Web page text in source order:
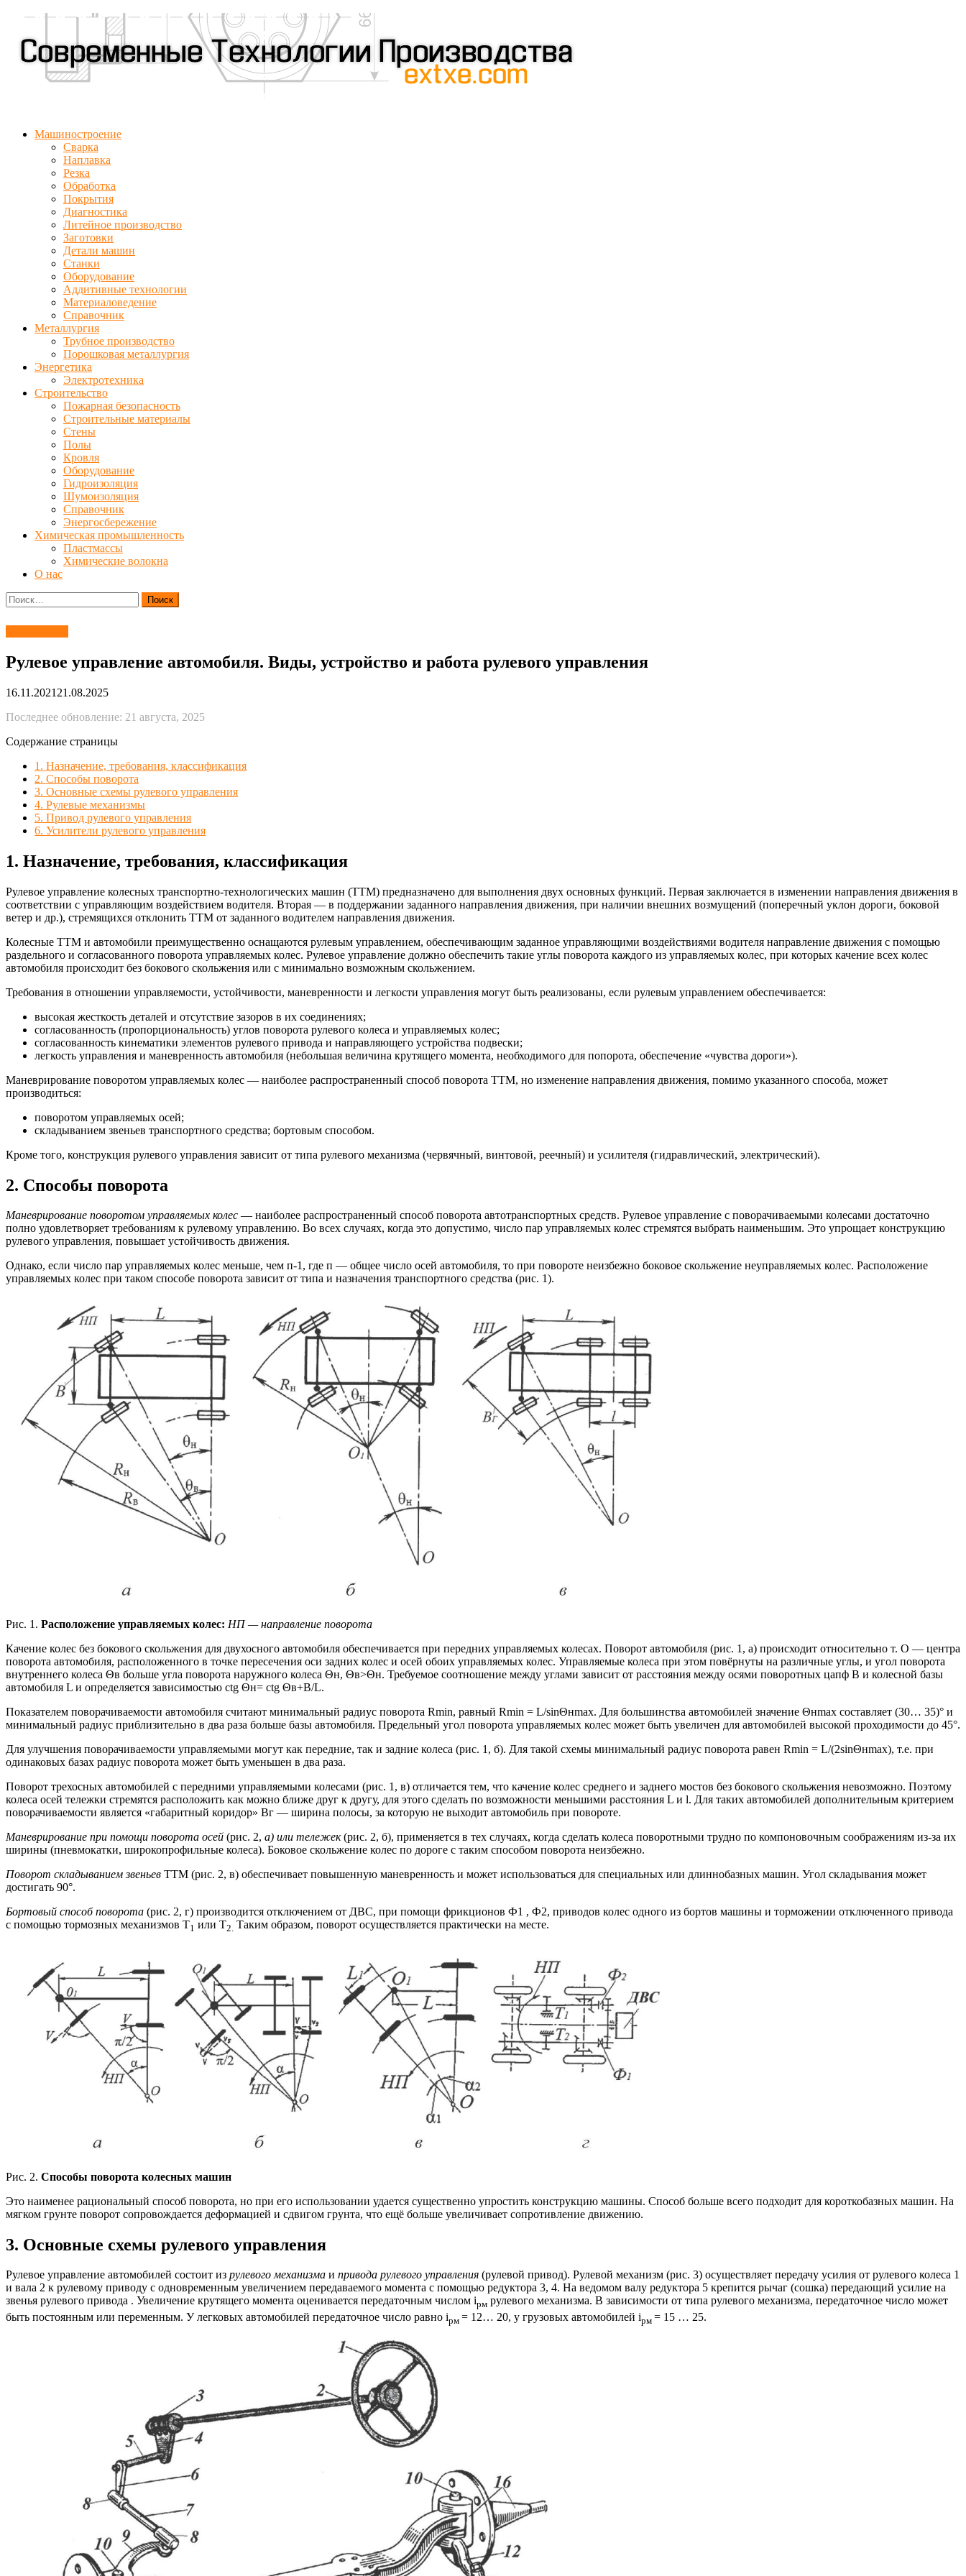
Машиностроение
Сварка
Наплавка
Резка
Обработка
Покрытия
Диагностика
Литейное производство
Заготовки
Детали машин
Станки
Оборудование
Аддитивные технологии
Материаловедение
Справочник
Металлургия
Трубное производство
Порошковая металлургия
Энергетика
Электротехника
Строительство
Пожарная безопасность
Строительные материалы
Стены
Полы
Кровля
Оборудование
Гидроизоляция
Шумоизоляция
Справочник
Энергосбережение
Химическая промышленность
Пластмассы
Химические волокна
О нас
Найти:
Рулевое управление автомобиля. Виды, устройство и работа рулевого управления
16.11.2021 21.08.2025
Последнее обновление: 21 августа, 2025
Содержание страницы
1. Назначение, требования, классификация
2. Способы поворота
3. Основные схемы рулевого управления
4. Рулевые механизмы
5. Привод рулевого управления
6. Усилители рулевого управления
1. Назначение, требования, классификация
Рулевое управление колесных транспортно-технологических машин (ТТМ) предназначено для выполнения двух основных функций. Первая заключается в изменении направления движения в
соответствии с управляющим воздействием водителя. Вторая — в поддержании заданного направления движения, при наличии внешних возмущений (поперечный уклон дороги, боковой
ветер и др.), стремящихся отклонить ТТМ от заданного водителем направления движения.
Колесные ТТМ и автомобили преимущественно оснащаются рулевым управлением, обеспечивающим заданное управляющими воздействиями водителя направление движения с помощью
раздельного и согласованного поворота управляемых колес. Рулевое управление должно обеспечить такие углы поворота каждого из управляемых колес, при которых качение всех колес
автомобиля происходит без бокового скольжения или с минимально возможным скольжением.
Требования в отношении управляемости, устойчивости, маневренности и легкости управления могут быть реализованы, если рулевым управлением обеспечивается:
высокая жесткость деталей и отсутствие зазоров в их соединениях;
согласованность (пропорциональность) углов поворота рулевого колеса и управляемых колес;
согласованность кинематики элементов рулевого привода и направляющего устройства подвески;
легкость управления и маневренность автомобиля (небольшая величина крутящего момента, необходимого для попорота, обеспечение «чувства дороги»).
Маневрирование поворотом управляемых колес — наиболее распространенный способ поворота ТТМ, но изменение направления движения, помимо указанного способа, может
производиться:
поворотом управляемых осей;
складыванием звеньев транспортного средства; бортовым способом.
Кроме того, конструкция рулевого управления зависит от типа рулевого механизма (червячный, винтовой, реечный) и усилителя (гидравлический, электрический).
2. Способы поворота
Маневрирование поворотом управляемых колес — наиболее распространенный способ поворота автотранспортных средств. Рулевое управление с поворачиваемыми колесами достаточно
полно удовлетворяет требованиям к рулевому управлению. Во всех случаях, когда это допустимо, число пар управляемых колес стремятся выбрать наименьшим. Это упрощает конструкцию
рулевого управления, повышает устойчивость движения.
Однако, если число пар управляемых колес меньше, чем п-1, где п — общее число осей автомобиля, то при повороте неизбежно боковое скольжение неуправляемых колес. Расположение
управляемых колес при таком способе поворота зависит от типа и назначения транспортного средства (рис. 1).
Рис. 1. Расположение управляемых колес: НП — направление поворота
Качение колес без бокового скольжения для двухосного автомобиля обеспечивается при передних управляемых колесах. Поворот автомобиля (рис. 1, а) происходит относительно т. О — центра
поворота автомобиля, расположенного в точке пересечения оси задних колес и осей обоих управляемых колес. Управляемые колеса при этом повёрнуты на различные углы, и угол поворота
внутреннего колеса Θв больше угла поворота наружного колеса Θн, Θв>Θн. Требуемое соотношение между углами зависит от расстояния между осями поворотных цапф В и колесной базы
автомобиля L и определяется зависимостью ctg Θн= ctg Θв+B/L.
Показателем поворачиваемости автомобиля считают минимальный радиус поворота Rmin, равный Rmin = L/sinΘнmax. Для большинства автомобилей значение Θнmax составляет (30… 35)° и
минимальный радиус приблизительно в два раза больше базы автомобиля. Предельный угол поворота управляемых колес может быть увеличен для автомобилей высокой проходимости до 45°.
Для улучшения поворачиваемости управляемыми могут как передние, так и задние колеса (рис. 1, б). Для такой схемы минимальный радиус поворота равен Rmin = L/(2sinΘнmax), т.е. при
одинаковых базах радиус поворота может быть уменьшен в два раза.
Поворот трехосных автомобилей с передними управляемыми колесами (рис. 1, в) отличается тем, что качение колес среднего и заднего мостов без бокового скольжения невозможно. Поэтому
колеса осей тележки стремятся расположить как можно ближе друг к другу, для этого сделать по возможности меньшими расстояния L и l. Для таких автомобилей дополнительным критерием
поворачиваемости является «габаритный коридор» Вг — ширина полосы, за которую не выходит автомобиль при повороте.
Маневрирование при помощи поворота осей (рис. 2, а) или тележек(рис. 2, б), применяется в тех случаях, когда сделать колеса поворотными трудно по компоновочным соображениям из-за их
ширины (пневмокатки, широкопрофильные колеса). Боковое скольжение колес по дороге с таким способом поворота неизбежно.
Поворот складыванием звеньев ТТМ (рис. 2, в) обеспечивает повышенную маневренность и может использоваться для специальных или длиннобазных машин. Угол складывания может
достигать 90°.
Бортовый способ поворота (рис. 2, г) производится отключением от ДВС, при помощи фрикционов Ф1 , Ф2, приводов колес одного из бортов машины и торможении отключенного привода
с помощью тормозных механизмов Т1 или Т2. Таким образом, поворот осуществляется практически на месте.
Рис. 2. Способы поворота колесных машин
Это наименее рациональный способ поворота, но при его использовании удается существенно упростить конструкцию машины. Способ больше всего подходит для короткобазных машин. На
мягком грунте поворот сопровождается деформацией и сдвигом грунта, что ещё больше увеличивает сопротивление движению.
3. Основные схемы рулевого управления
Рулевое управление автомобилей состоит из рулевого механизма и привода рулевого управления (рулевой привод). Рулевой механизм (рис. 3) осуществляет передачу усилия от рулевого колеса 1
и вала 2 к рулевому приводу с одновременным увеличением передаваемого момента с помощью редуктора 3, 4. На ведомом валу редуктора 5 крепится рычаг (сошка) передающий усилие на
звенья рулевого привода . Увеличение крутящего момента оценивается передаточным числом iрм рулевого механизма. В зависимости от типа рулевого механизма, передаточное число может
быть постоянным или переменным. У легковых автомобилей передаточное число равно iрм = 12… 20, у грузовых автомобилей iрм = 15 … 25.